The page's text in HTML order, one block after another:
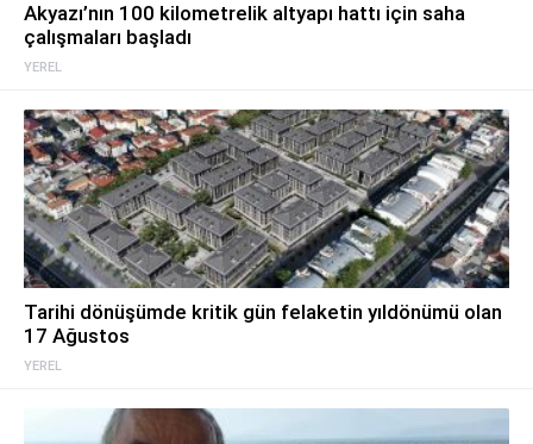
YEREL
Akyazı’nın 100 kilometrelik altyapı hattı için saha
çalışmaları başladı
YEREL
Tarihi dönüşümde kritik gün felaketin yıldönümü olan
17 Ağustos